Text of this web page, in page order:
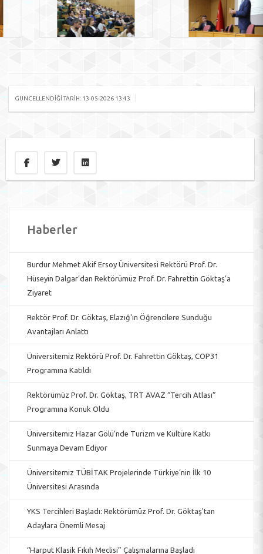
GÜNCELLENDIĞI TARIH: 13-05-2026 13:43
Haberler
Burdur Mehmet Akif Ersoy Üniversitesi Rektörü Prof. Dr.
Hüseyin Dalgar’dan Rektörümüz Prof. Dr. Fahrettin Göktaş’a
Ziyaret
Rektör Prof. Dr. Göktaş, Elazığ'ın Öğrencilere Sunduğu
Avantajları Anlattı
Üniversitemiz Rektörü Prof. Dr. Fahrettin Göktaş, COP31
Programına Katıldı
Rektörümüz Prof. Dr. Göktaş, TRT AVAZ “Tercih Atlası”
Programına Konuk Oldu
Üniversitemiz Hazar Gölü’nde Turizm ve Kültüre Katkı
Sunmaya Devam Ediyor
Üniversitemiz TÜBİTAK Projelerinde Türkiye’nin İlk 10
Üniversitesi Arasında
YKS Tercihleri Başladı: Rektörümüz Prof. Dr. Göktaş'tan
Adaylara Önemli Mesaj
“Harput Klasik Fıkıh Meclisi” Çalışmalarına Başladı